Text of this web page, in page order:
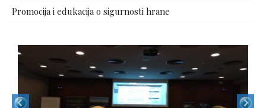
Promocija i edukacija o sigurnosti hrane